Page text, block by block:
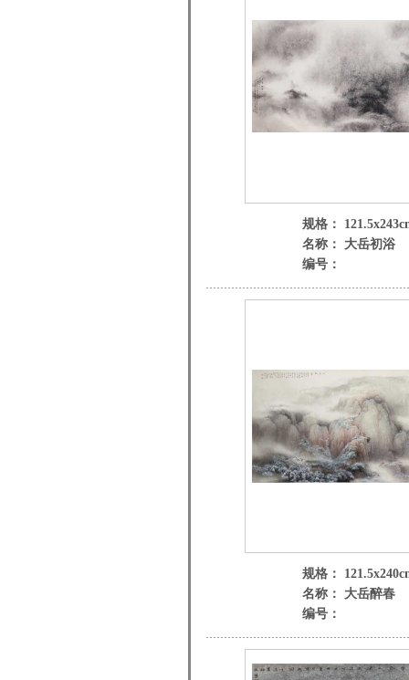
规格：
名称： 大岳初浴
编号：
规格：
名称： 大岳醉春
编号：